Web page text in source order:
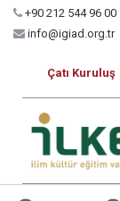
+90 212 544 96 00
info@igiad.org.tr
Çatı Kuruluş